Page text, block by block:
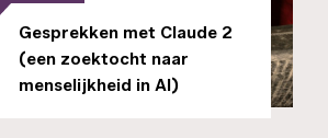
Gesprekken met Claude 2
(een zoektocht naar
menselijkheid in AI)